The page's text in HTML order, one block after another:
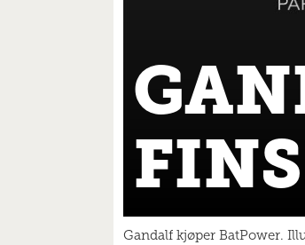
Gandalf kjøper BatPower.